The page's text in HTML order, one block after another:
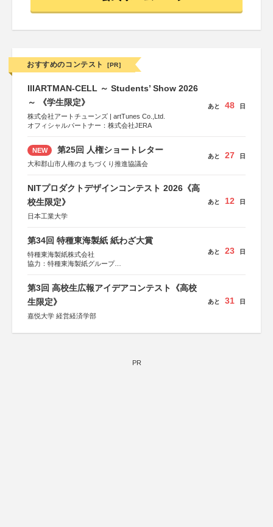
おすすめのコンテスト [PR]
IIIARTMAN-CELL ～ Students’ Show 2026
～ 《学生限定》
株式会社アートチューンズ | artTunes Co.,Ltd.
オフィシャルパートナー：株式会社JERA
あと 48 日
NEW 第25回 人権ショートレター
大和郡山市人権のまちづくり推進協議会
あと 27 日
NITプロダクトデザインコンテスト 2026《高
校生限定》
日本工業大学
あと 12 日
第34回 特種東海製紙 紙わざ大賞
特種東海製紙株式会社
協力：特種東海製紙グループ
あと 23 日
第3回 高校生広報アイデアコンテスト《高校
生限定》
嘉悦大学 経営経済学部
あと 31 日
PR